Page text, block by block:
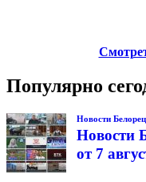
Популярно
Новости
Новости
от 7